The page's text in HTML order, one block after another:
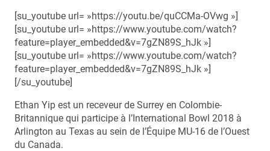
[su_youtube url= »https://youtu.be/quCCMa-OVwg »]
[su_youtube url= »https://www.youtube.com/watch?
feature=player_embedded&v=7gZN89S_hJk »]
[su_youtube url= »https://www.youtube.com/watch?
feature=player_embedded&v=7gZN89S_hJk »]
[/su_youtube]
Ethan Yip est un receveur de Surrey en Colombie-
Britannique qui participe à l’International Bowl 2018 à
Arlington au Texas au sein de l’Équipe MU-16 de l’Ouest
du Canada.